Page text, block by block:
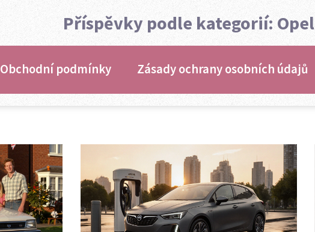
Příspěvky podle kategorií: Opel
Obchodní podmínky Zásady ochrany osobních údajů